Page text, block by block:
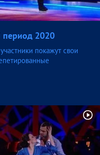
период 2020
покажут свои